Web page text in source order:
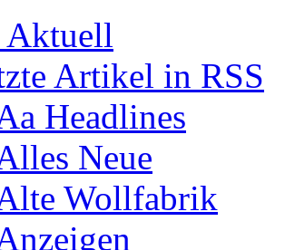
Artikel in RSS
Headlines
Neue
Wollfabrik